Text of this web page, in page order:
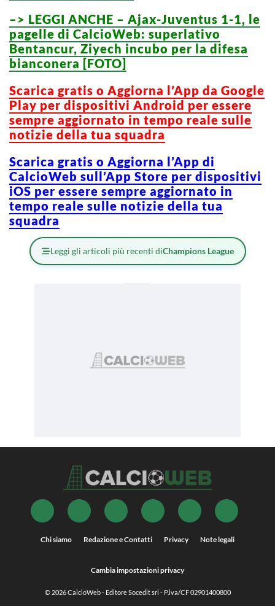
–> LEGGI ANCHE – Ajax-Juventus 1-1, le
pagelle di CalcioWeb: superlativo
Bentancur, Ziyech incubo per la difesa
bianconera [FOTO]
Scarica gratis o Aggiorna l’App da Google
Play per dispositivi Android per essere
sempre aggiornato in tempo reale sulle
notizie della tua squadra
Scarica gratis o Aggiorna l’App di
CalcioWeb sull’App Store per dispositivi
iOS per essere sempre aggiornato in
tempo reale sulle notizie della tua
squadra
Leggi gli articoli più recenti diChampions League
Chi siamo Redazione e Contatti Privacy Note legali
Cambia impostazioni privacy
© 2026CalcioWeb- Editore Socedit srl - P.iva/CF 02901400800